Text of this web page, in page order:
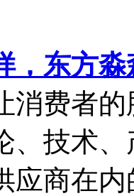
，东方
消费者
、技术
应商在